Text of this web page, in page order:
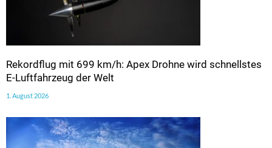
Rekordflug mit 699 km/h: Apex Drohne wird schnellstes
E-Luftfahrzeug der Welt
1. August 2026